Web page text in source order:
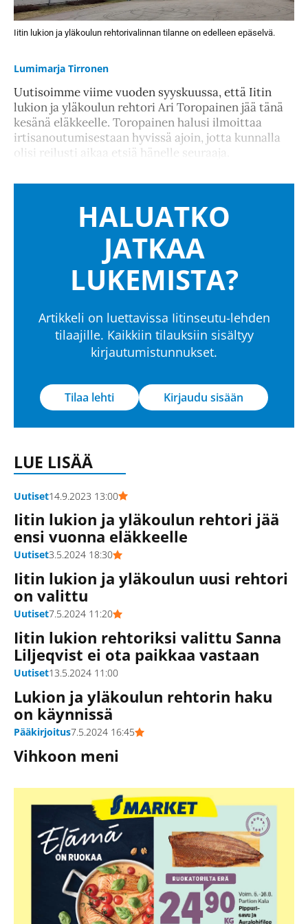
Iitin lukion ja yläkoulun rehtorivalinnan tilanne on edelleen epäselvä.
Lumimarja Tirronen
Uutisoimme viime vuoden syyskuussa, että Iitin
lukion ja yläkoulun rehtori Ari Toropainen jää tänä
kesänä eläkkeelle. Toropainen halusi ilmoittaa
irtisanoutumisestaan hyvissä ajoin, jotta kunnalla
olisi reilusti aikaa etsiä hänelle seuraaja.
HALUATKO
JATKAA
LUKEMISTA?
Artikkeli on luettavissa Iitinseutu-lehden
tilaajille. Kaikkiin tilauksiin sisältyy
kirjautumistunnukset.
Tilaa lehti Kirjaudu sisään
LUE LISÄÄ
Uutiset14.9.2023 13:00
Iitin lukion ja yläkoulun rehtori jää
ensi vuonna eläkkeelle
Uutiset3.5.2024 18:30
Iitin lukion ja yläkoulun uusi rehtori
on valittu
Uutiset7.5.2024 11:20
Iitin lukion rehtoriksi valittu Sanna
Liljeqvist ei ota paikkaa vastaan
Uutiset13.5.2024 11:00
Lukion ja yläkoulun rehtorin haku
on käynnissä
Pääkirjoitus7.5.2024 16:45
Vihkoon meni